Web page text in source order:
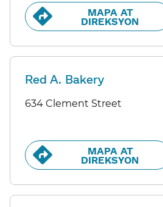
MAPA AT
DIREKSYON​​
Red A. Bakery
634 Clement Street
MAPA AT
DIREKSYON​​